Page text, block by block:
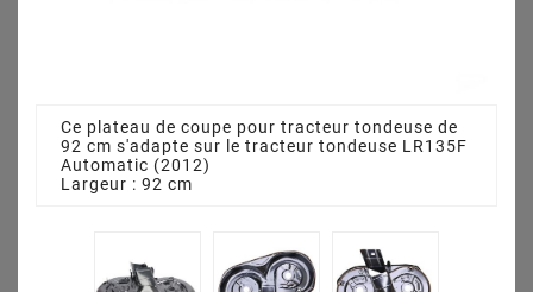
Ce plateau de coupe pour tracteur tondeuse de
92 cm s'adapte sur le tracteur tondeuse LR135F
Automatic (2012)
Largeur : 92 cm